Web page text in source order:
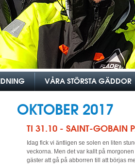
VÅRA STÖRSTA GÄDDOR
OKTOBER 2017
TI 31.10 - SAINT-GOBAIN
Idag fick vi äntligen se solen en liten
veckorna. Men det var kallt på
gäster att gå på abborren till att börjas